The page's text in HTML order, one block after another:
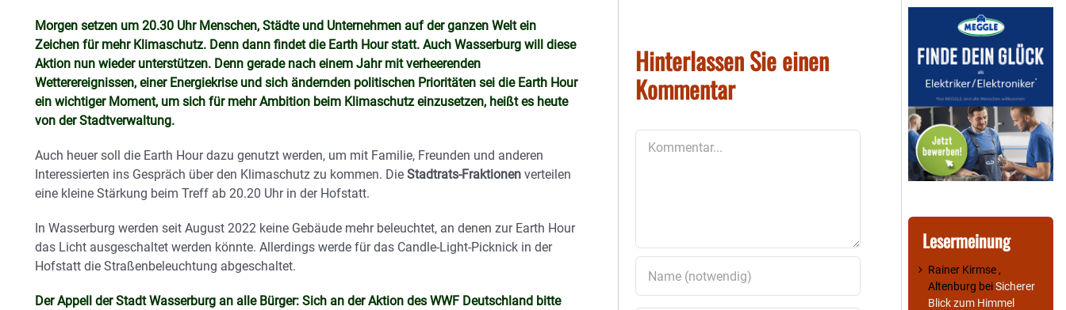
Morgen setzen um 20.30 Uhr Menschen, Städte und Unternehmen auf der ganzen Welt ein
Zeichen für mehr Klimaschutz. Denn dann findet die Earth Hour statt. Auch Wasserburg will diese
Aktion nun wieder unterstützen. Denn gerade nach einem Jahr mit verheerenden
Wetterereignissen, einer Energiekrise und sich ändernden politischen Prioritäten sei die Earth Hour
ein wichtiger Moment, um sich für mehr Ambition beim Klimaschutz einzusetzen, heißt es heute
von der Stadtverwaltung.
Auch heuer soll die Earth Hour dazu genutzt werden, um mit Familie, Freunden und anderen
Interessierten ins Gespräch über den Klimaschutz zu kommen. Die Stadtrats-Fraktionen verteilen
eine kleine Stärkung beim Treff ab 20.20 Uhr in der Hofstatt.
In Wasserburg werden seit August 2022 keine Gebäude mehr beleuchtet, an denen zur Earth Hour
das Licht ausgeschaltet werden könnte. Allerdings werde für das Candle-Light-Picknick in der
Hofstatt die Straßenbeleuchtung abgeschaltet.
Der Appell der Stadt Wasserburg an alle Bürger: Sich an der Aktion des WWF Deutschland bitte
Hinterlassen Sie einen
Kommentar
Lesermeinung
Rainer Kirmse ,
Altenburg beiSicherer
Blick zum Himmel